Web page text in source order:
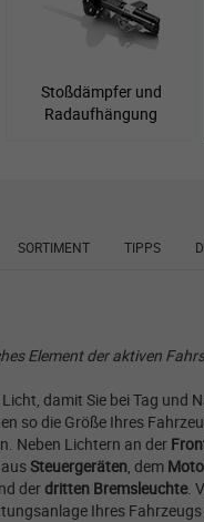
Stoßdämpfer und
Radaufhängung
SORTIMENT TIPPS
Element der aktiven
damit Sie bei Tag und
so die Größe Ihres
Neben Lichtern an der
Steuergeräten, dem
derdritten Bremsleuchte.
Ihres